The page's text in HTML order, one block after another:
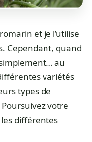
et je l’utilise
Cependant, quand
au
variétés
types de
votre
différentes